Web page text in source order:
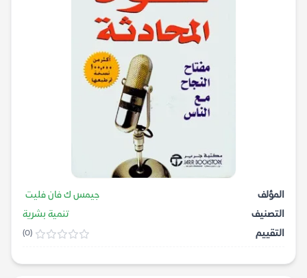
المؤلف
جيمس ك فان فليت
التصنيف
تنمية بشرية
التقييم
(0)